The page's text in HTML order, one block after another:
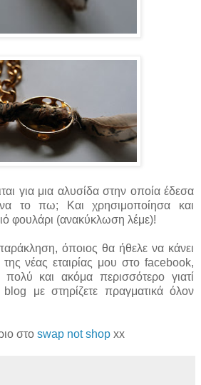
για μια αλυσίδα στην οποία έδεσα
το πω; Και χρησιμοποίησα και
φουλάρι (ανακύκλωση λέμε)!
όποιος θα ήθελε να κάνει
της νέας εταιρίας μου στο facebook,
και ακόμα περισσότερο γιατί
με στηρίζετε πραγματικά όλον
στο swap not shop xx